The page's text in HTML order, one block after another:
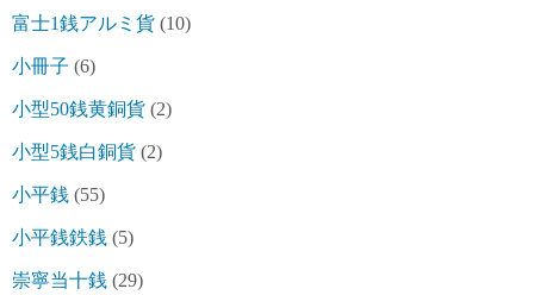
富士1銭アルミ貨 (10)
小冊子 (6)
小型50銭黄銅貨 (2)
小型5銭白銅貨 (2)
小平銭 (55)
小平銭鉄銭 (5)
崇寧当十銭 (29)